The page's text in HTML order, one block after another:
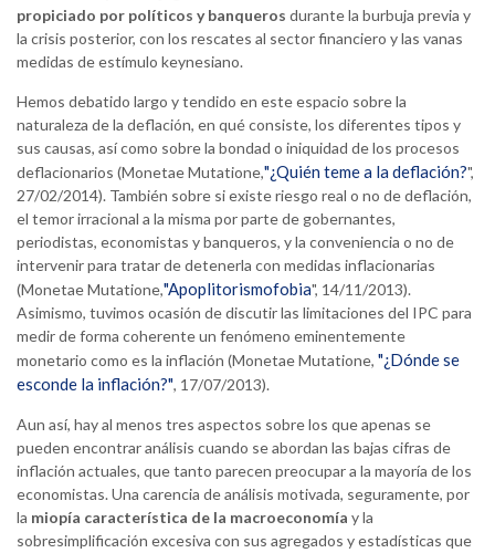
propiciado por políticos y banqueros durante la burbuja previa y
la crisis posterior, con los rescates al sector financiero y las vanas
medidas de estímulo keynesiano.
Hemos debatido largo y tendido en este espacio sobre la
naturaleza de la deflación, en qué consiste, los diferentes tipos y
sus causas, así como sobre la bondad o iniquidad de los procesos
deflacionarios (Monetae Mutatione,"¿Quién teme a la deflación?",
27/02/2014). También sobre si existe riesgo real o no de deflación,
el temor irracional a la misma por parte de gobernantes,
periodistas, economistas y banqueros, y la conveniencia o no de
intervenir para tratar de detenerla con medidas inflacionarias
(Monetae Mutatione,"Apoplitorismofobia", 14/11/2013).
Asimismo, tuvimos ocasión de discutir las limitaciones del IPC para
medir de forma coherente un fenómeno eminentemente
monetario como es la inflación (Monetae Mutatione, "¿Dónde se
esconde la inflación?", 17/07/2013).
Aun así, hay al menos tres aspectos sobre los que apenas se
pueden encontrar análisis cuando se abordan las bajas cifras de
inflación actuales, que tanto parecen preocupar a la mayoría de los
economistas. Una carencia de análisis motivada, seguramente, por
la miopía característica de la macroeconomía y la
sobresimplificación excesiva con sus agregados y estadísticas que